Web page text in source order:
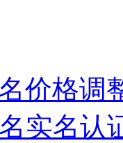
价格调
实名认